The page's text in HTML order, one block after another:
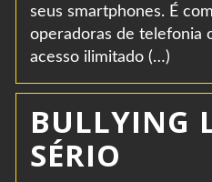
seus smartphones. É
operadoras de telefonia
acesso ilimitado (…)
BULLYING
SÉRIO